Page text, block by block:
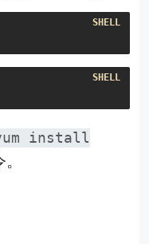
install